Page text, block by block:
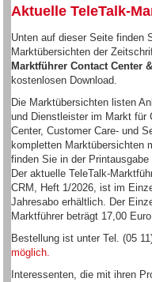
Aktuelle TeleTalk-
Unten auf dieser Seite finden
Marktübersichten der
Marktführer Contact Center
kostenlosen Download.
Die Marktübersichten listen
und Dienstleister im Markt für
Center, Customer Care- und
kompletten Marktübersichten
finden Sie in der
Der aktuelle TeleTalk-
CRM, Heft 1/2026, ist im
Jahresabo erhältlich. Der
Marktführer beträgt 17,00
Bestellung ist unter Tel. (05
möglich.
Interessenten, die mit ihren